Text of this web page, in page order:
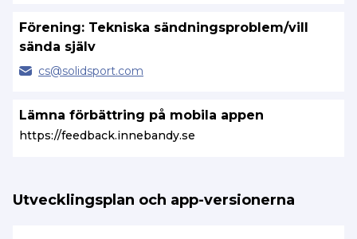
Förening: Tekniska sändningsproblem/vill
sända själv
cs@solidsport.com
Lämna förbättring på mobila appen
https://feedback.innebandy.se
Utvecklingsplan och app-versionerna